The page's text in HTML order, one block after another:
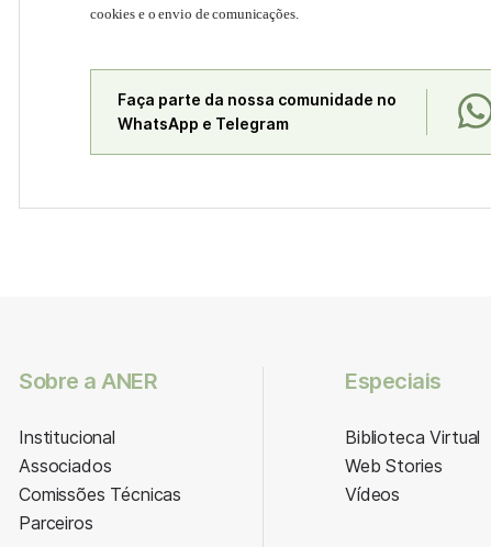
cookies e o envio de comunicações.
Faça parte da nossa comunidade no
WhatsApp e Telegram
Sobre a ANER
Institucional
Associados
Comissões Técnicas
Parceiros
Especiais
Biblioteca Virtual
Web Stories
Vídeos